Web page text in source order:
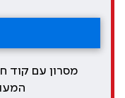
מסרון עם קוד